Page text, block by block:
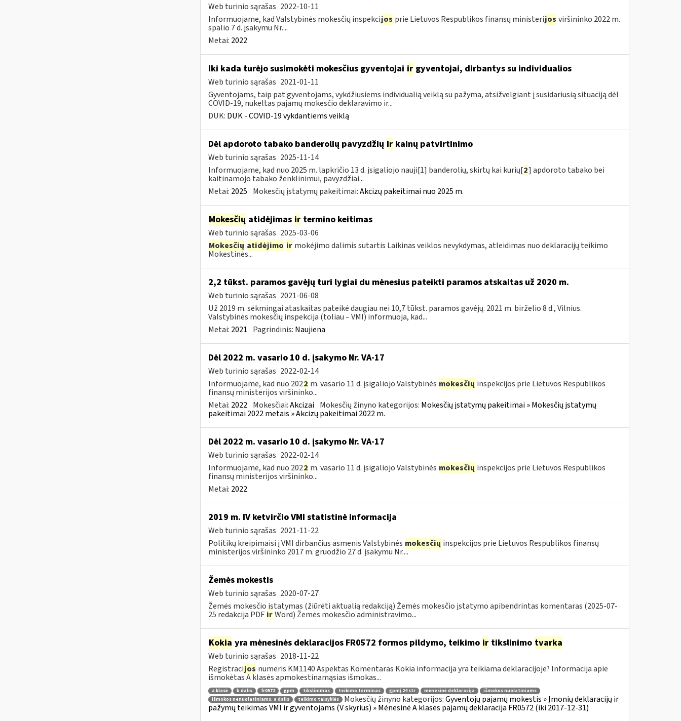
Web turinio sąrašas 2022-10-11
Informuojame, kad Valstybinės mokesčių inspekcijos prie Lietuvos Respublikos finansų ministerijos viršininko 2022 m.
spalio 7 d. įsakymu Nr....
Metai: 2022
Iki kada turėjo susimokėti mokesčius gyventojai irgyventojai, dirbantys su individualios
Web turinio sąrašas 2021-01-11
Gyventojams, taip pat gyventojams, vykdžiusiems individualią veiklą su pažyma, atsižvelgiant į susidariusią situaciją dėl
COVID-19, nukeltas pajamų mokesčio deklaravimo ir...
DUK: DUK - COVID-19 vykdantiems veiklą
Dėl apdoroto tabako banderolių pavyzdžių irkainų patvirtinimo
Web turinio sąrašas 2025-11-14
Informuojame, kad nuo 2025 m. lapkričio 13 d. įsigaliojo nauji[1] banderolių, skirtų kai kurių[2] apdoroto tabako bei
kaitinamojo tabako ženklinimui, pavyzdžiai...
Metai: 2025 Mokesčių įstatymų pakeitimai:Akcizų pakeitimai nuo 2025 m.
Mokesčių atidėjimas irtermino keitimas
Web turinio sąrašas 2025-03-06
Mokesčių atidėjimo ir mokėjimo dalimis sutartis Laikinas veiklos nevykdymas, atleidimas nuo deklaracijų teikimo
Mokestinės...
2,2 tūkst. paramos gavėjų turi lygiai du mėnesius pateikti paramos atskaitas už 2020 m.
Web turinio sąrašas 2021-06-08
Už 2019 m. sėkmingai ataskaitas pateikė daugiau nei 10,7 tūkst. paramos gavėjų. 2021 m. birželio 8 d., Vilnius.
Valstybinės mokesčių inspekcija (toliau – VMI) informuoja, kad...
Metai: 2021 Pagrindinis: Naujiena
Dėl 2022 m. vasario 10 d. įsakymo Nr. VA-17
Web turinio sąrašas 2022-02-14
Informuojame, kad nuo 2022 m. vasario 11 d. įsigaliojo Valstybinės mokesčių inspekcijos prie Lietuvos Respublikos
finansų ministerijos viršininko...
Metai: 2022 Mokesčiai:Akcizai Mokesčių žinyno kategorijos: Mokesčių įstatymų pakeitimai » Mokesčių įstatymų
pakeitimai 2022 metais » Akcizų pakeitimai 2022 m.
Dėl 2022 m. vasario 10 d. įsakymo Nr. VA-17
Web turinio sąrašas 2022-02-14
Informuojame, kad nuo 2022 m. vasario 11 d. įsigaliojo Valstybinės mokesčių inspekcijos prie Lietuvos Respublikos
finansų ministerijos viršininko...
Metai: 2022
2019 m. IV ketvirčio VMI statistinė informacija
Web turinio sąrašas 2021-11-22
Politikų kreipimaisi į VMI dirbančius asmenis Valstybinės mokesčių inspekcijos prie Lietuvos Respublikos finansų
ministerijos viršininko 2017 m. gruodžio 27 d. įsakymu Nr....
Žemės mokestis
Web turinio sąrašas 2020-07-27
Žemės mokesčio įstatymas (žiūrėti aktualią redakciją) Žemės mokesčio įstatymo apibendrintas komentaras (2025-07-
25 redakcija PDF ir Word) Žemės mokesčio administravimo...
Kokia yra mėnesinės deklaracijos FR0572 formos pildymo, teikimo irtikslinimo tvarka
Web turinio sąrašas 2018-11-22
Registracijos numeris KM1140 Aspektas Komentaras Kokia informacija yra teikiama deklaracijoje? Informacija apie
išmokėtas A klasės apmokestinamąsias išmokas...
a klasė b dalis fr0572 gpm tikslinimas teikimo terminas gpmį 24 str mėnesinė deklaracija
išmokos nuolatiniams
išmokos nenuolatiniams. a dalis
teikimo taisyklės Mokesčių žinyno kategorijos:Gyventojų pajamų mokestis » Įmonių deklaracijų ir
pažymų teikimas VMI ir gyventojams (V skyrius) » Mėnesinė A klasės pajamų deklaracija FR0572 (iki 2017-12-31)